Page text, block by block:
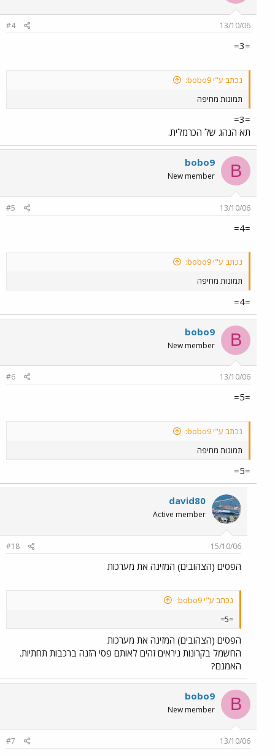
13/10/06
#4
=3=
נכתב ע"י bobo9:
תמונות מחיפה
=3=
תא הנהג של הכרמלית.
B
bobo9
New member
13/10/06
#5
=4=
נכתב ע"י bobo9:
תמונות מחיפה
=4=
B
bobo9
New member
13/10/06
#6
=5=
נכתב ע"י bobo9:
תמונות מחיפה
=5=
david80
Active member
15/10/06
#18
הפסים (הצהובים) המזינה את מערכות
נכתב ע"י bobo9:
=5=
הפסים (הצהובים) המזינה את מערכות
החשמל בקרונות ניראים זהים לאותם פסי הזנה ברכבות תחתיות.
האמנם?
B
bobo9
New member
13/10/06
#7